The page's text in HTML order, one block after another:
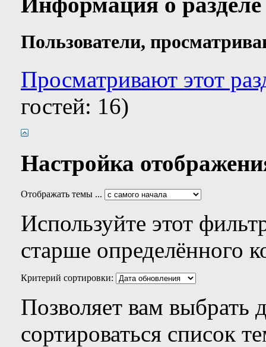
Пользователи,
Просматривают этот
гостей: 16)
Настройка
Отображать темы ...
Используйте этот
старше определённого
Критерий сортировки:
Позволяет вам выбрать
сортироваться список